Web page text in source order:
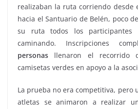
realizaban la ruta corriendo desde
hacia el Santuario de Belén, poco
su ruta todos los participantes
caminando. Inscripciones
personas llenaron el recorrido
camisetas verdes en apoyo a la
La prueba no era competitiva, pero
atletas se animaron a realizar